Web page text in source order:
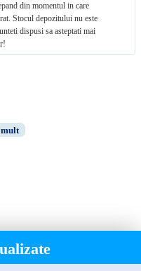
din momentul in care
Stocul depozitului nu este
dispusi sa asteptati mai